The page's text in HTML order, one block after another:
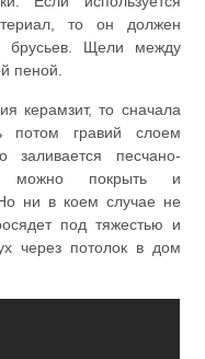
то он должен
брусьев. Щели между
пеной.
керамзит, то сначала
потом гравий слоем
песчано-
можно покрыть и
ни в коем случае не
под тяжестью и
через потолок в дом